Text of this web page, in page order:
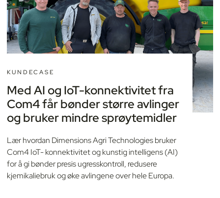
KUNDECASE
Med AI og IoT-konnektivitet fra
Com4 får bønder større avlinger
og bruker mindre sprøytemidler
Lær hvordan Dimensions Agri Technologies bruker
Com4 IoT- konnektivitet og kunstig intelligens (AI)
for å gi bønder presis ugresskontroll, redusere
kjemikaliebruk og øke avlingene over hele Europa.